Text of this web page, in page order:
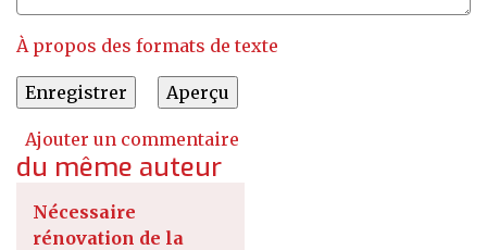
À propos des formats de texte
Ajouter un commentaire
du même auteur
Nécessaire
rénovation de la